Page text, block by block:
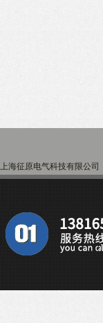
上海征原电气科技有限公司